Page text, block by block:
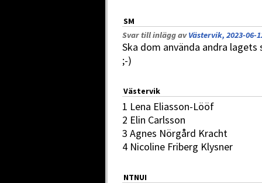
SM
Svar till inlägg avVästervik, 2023-06-
Ska dom använda andra
;-)
Västervik
1 Lena Eliasson-Lööf
2 Elin Carlsson
3 Agnes Nörgård Kracht
4 Nicoline Friberg Klysner
NTNUI